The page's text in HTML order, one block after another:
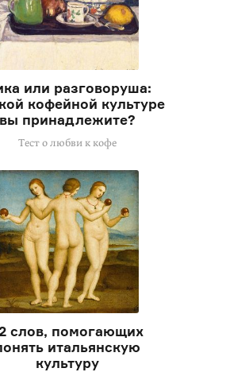
или разговоруша:
кофейной культуре
вы принадлежите?
Тест о любви к кофе
слов, помогающих
итальянскую
культуру